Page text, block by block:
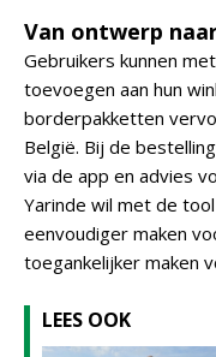
Van ontwerp
Gebruikers kunnen
toevoegen aan hun
borderpakketten
België. Bij de
via de app en advies
Yarinde wil met de
eenvoudiger maken
toegankelijker maken
LEES OOK